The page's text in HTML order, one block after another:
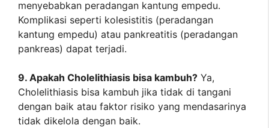
menyebabkan peradangan kantung empedu.
Komplikasi seperti kolesistitis (peradangan
kantung empedu) atau pankreatitis (peradangan
pankreas) dapat terjadi.
9. Apakah Cholelithiasis bisa kambuh? Ya,
Cholelithiasis bisa kambuh jika tidak di tangani
dengan baik atau faktor risiko yang mendasarinya
tidak dikelola dengan baik.